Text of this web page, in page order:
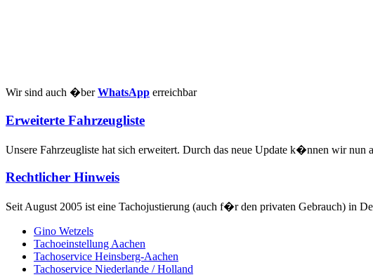
Wir sind auch �berWhatsApp erreichbar
Erweiterte Fahrzeugliste
Unsere Fahrzeugliste hat sich erweitert. Durch das neue Update k�nnen wir nun
Rechtlicher Hinweis
Seit August 2005 ist eine Tachojustierung (auch f�r den privaten Gebrauch) in
Gino Wetzels
Tachoeinstellung Aachen
Tachoservice Heinsberg-Aachen
Tachoservice Niederlande / Holland